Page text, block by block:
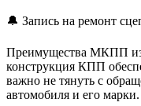
🔔 Запись на ремонт
Преимущества МКПП
конструкция КПП
важно не тянуть с
автомобиля и его марки.